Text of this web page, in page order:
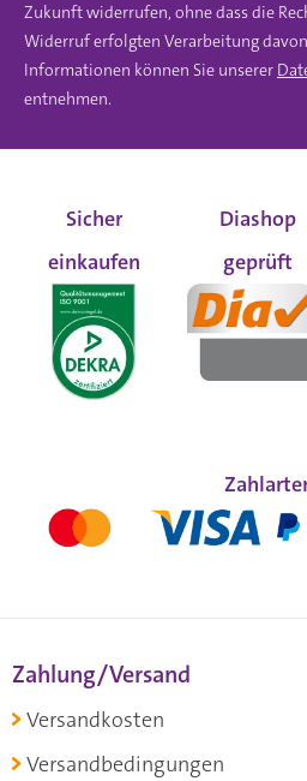
Zukunft widerrufen, ohne dass die
Widerruf erfolgten Verarbeitung
Informationen können Sie unserer
entnehmen.
Sicher
einkaufen
Diashop
geprüft
Zahlung/Versand
Versandkosten
Versandbedingungen